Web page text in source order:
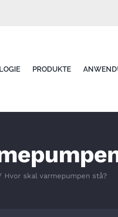
PRODUKTE
Hvor skal varmepumpen stå?